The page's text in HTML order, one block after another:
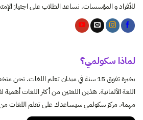
للأفراد و المؤسسات. نساعد الطلاب على اجتياز
لماذا سكولمي؟
بخبرة تفوق 15 سنة في ميدان تعلم اللغات.
اللغة الألمانية. هذين اللغتين من أكثر اللغات
مهمة. مركز سكولمي سيساعدك على تعلم اللغات